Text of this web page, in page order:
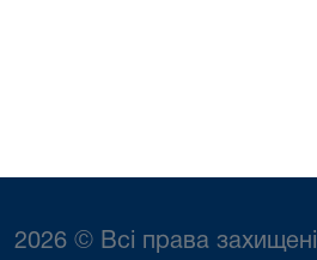
2026 © Всі права захищені